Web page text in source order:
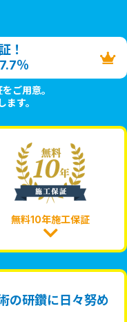
！
％
ご用意。
す。
無料10年施工保証
の研鑽に日々努め